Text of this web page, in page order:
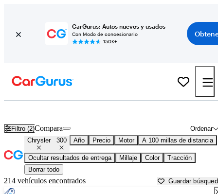
CarGurus: Autos nuevos y usados
Con Modo de concesionario
150K+
Filtro (2) Ordenar
Compara
Chrysler 300 Año Precio Motor A 100 millas de distancia
Ocultar resultados de entrega Millaje Color
Tracción
Borrar todo
214 vehículos encontrados Guardar